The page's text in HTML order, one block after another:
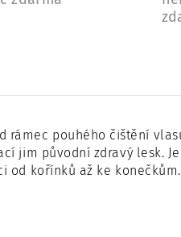
rámec pouhého čištění
jim původní zdravý lesk.
od kořínků až ke